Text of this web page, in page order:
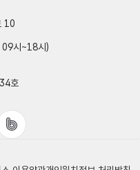
10
시~18시)
호